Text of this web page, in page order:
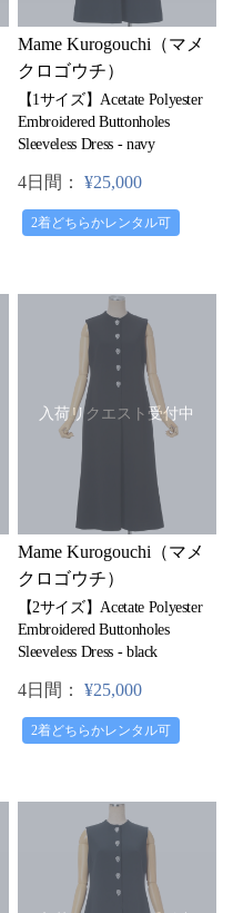
Mame Kurogouchi（マメ
クロゴウチ）
【1サイズ】Acetate Polyester
Embroidered Buttonholes
Sleeveless Dress - navy
4日間： ¥25,000
2着どちらかレンタル可
入荷リクエスト受付中
Mame Kurogouchi（マメ
クロゴウチ）
【2サイズ】Acetate Polyester
Embroidered Buttonholes
Sleeveless Dress - black
4日間： ¥25,000
2着どちらかレンタル可